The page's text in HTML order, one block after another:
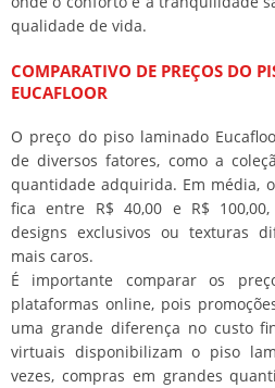
qualidade de vida.
COMPARATIVO DE PREÇOS DO
EUCAFLOOR
O preço do piso laminado
de diversos fatores, como a
quantidade adquirida. Em média,
fica entre R$ 40,00 e R$
designs exclusivos ou texturas
mais caros.
É importante comparar os
plataformas online, pois
uma grande diferença no custo
virtuais disponibilizam o piso
vezes, compras em grandes